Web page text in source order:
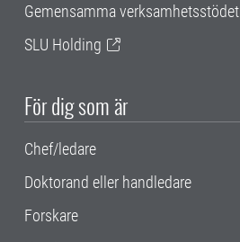
Gemensamma verksamhetsstödet
SLU Holding
För dig som är
Chef/ledare
Doktorand eller handledare
Forskare